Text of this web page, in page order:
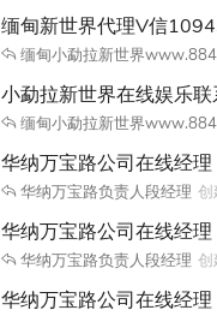
缅甸新世界代理V信
缅甸小勐拉新世界
小勐拉新世界在线娱乐
缅甸小勐拉新世界
华纳万宝路公司在线经
华纳万宝路负责人段经理 创
华纳万宝路公司在线经
华纳万宝路负责人段经理 创
华纳万宝路公司在线经